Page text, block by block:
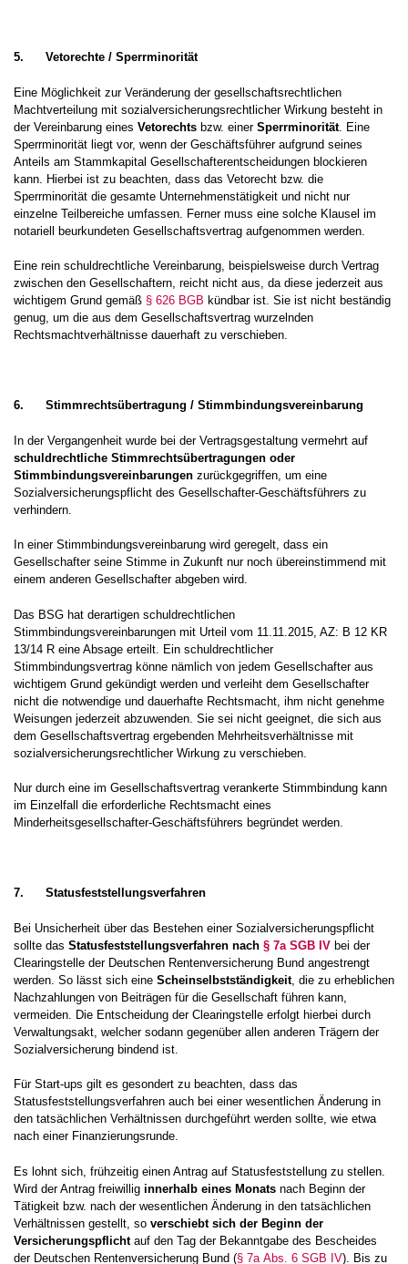
5. Vetorechte / Sperrminorität
Eine Möglichkeit zur Veränderung der gesellschaftsrechtlichen
Machtverteilung mit sozialversicherungsrechtlicher Wirkung besteht in
der Vereinbarung eines Vetorechts bzw. einer Sperrminorität. Eine
Sperrminorität liegt vor, wenn der Geschäftsführer aufgrund seines
Anteils am Stammkapital Gesellschafterentscheidungen blockieren
kann. Hierbei ist zu beachten, dass das Vetorecht bzw. die
Sperrminorität die gesamte Unternehmenstätigkeit und nicht nur
einzelne Teilbereiche umfassen. Ferner muss eine solche Klausel im
notariell beurkundeten Gesellschaftsvertrag aufgenommen werden.
Eine rein schuldrechtliche Vereinbarung, beispielsweise durch Vertrag
zwischen den Gesellschaftern, reicht nicht aus, da diese jederzeit aus
wichtigem Grund gemäß § 626 BGB kündbar ist. Sie ist nicht beständig
genug, um die aus dem Gesellschaftsvertrag wurzelnden
Rechtsmachtverhältnisse dauerhaft zu verschieben.
6. Stimmrechtsübertragung / Stimmbindungsvereinbarung
In der Vergangenheit wurde bei der Vertragsgestaltung vermehrt auf
schuldrechtliche Stimmrechtsübertragungen oder
Stimmbindungsvereinbarungen zurückgegriffen, um eine
Sozialversicherungspflicht des Gesellschafter-Geschäftsführers zu
verhindern.
In einer Stimmbindungsvereinbarung wird geregelt, dass ein
Gesellschafter seine Stimme in Zukunft nur noch übereinstimmend mit
einem anderen Gesellschafter abgeben wird.
Das BSG hat derartigen schuldrechtlichen
Stimmbindungsvereinbarungen mit Urteil vom 11.11.2015, AZ: B 12 KR
13/14 R eine Absage erteilt. Ein schuldrechtlicher
Stimmbindungsvertrag könne nämlich von jedem Gesellschafter aus
wichtigem Grund gekündigt werden und verleiht dem Gesellschafter
nicht die notwendige und dauerhafte Rechtsmacht, ihm nicht genehme
Weisungen jederzeit abzuwenden. Sie sei nicht geeignet, die sich aus
dem Gesellschaftsvertrag ergebenden Mehrheitsverhältnisse mit
sozialversicherungsrechtlicher Wirkung zu verschieben.
Nur durch eine im Gesellschaftsvertrag verankerte Stimmbindung kann
im Einzelfall die erforderliche Rechtsmacht eines
Minderheitsgesellschafter-Geschäftsführers begründet werden.
7. Statusfeststellungsverfahren
Bei Unsicherheit über das Bestehen einer Sozialversicherungspflicht
sollte das Statusfeststellungsverfahren nach § 7a SGB IV bei der
Clearingstelle der Deutschen Rentenversicherung Bund angestrengt
werden. So lässt sich eine Scheinselbstständigkeit, die zu erheblichen
Nachzahlungen von Beiträgen für die Gesellschaft führen kann,
vermeiden. Die Entscheidung der Clearingstelle erfolgt hierbei durch
Verwaltungsakt, welcher sodann gegenüber allen anderen Trägern der
Sozialversicherung bindend ist.
Für Start-ups gilt es gesondert zu beachten, dass das
Statusfeststellungsverfahren auch bei einer wesentlichen Änderung in
den tatsächlichen Verhältnissen durchgeführt werden sollte, wie etwa
nach einer Finanzierungsrunde.
Es lohnt sich, frühzeitig einen Antrag auf Statusfeststellung zu stellen.
Wird der Antrag freiwillig innerhalb eines Monats nach Beginn der
Tätigkeit bzw. nach der wesentlichen Änderung in den tatsächlichen
Verhältnissen gestellt, so verschiebt sich der Beginn der
Versicherungspflichtauf den Tag der Bekanntgabe des Bescheides
der Deutschen Rentenversicherung Bund (§ 7a Abs. 6 SGB IV). Bis zu